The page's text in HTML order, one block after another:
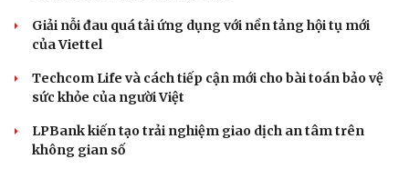
Giải nỗi đau quá tải ứng dụng với nền tảng hội tụ mới
của Viettel
Techcom Life và cách tiếp cận mới cho bài toán bảo vệ
sức khỏe của người Việt
LPBank kiến tạo trải nghiệm giao dịch an tâm trên
không gian số